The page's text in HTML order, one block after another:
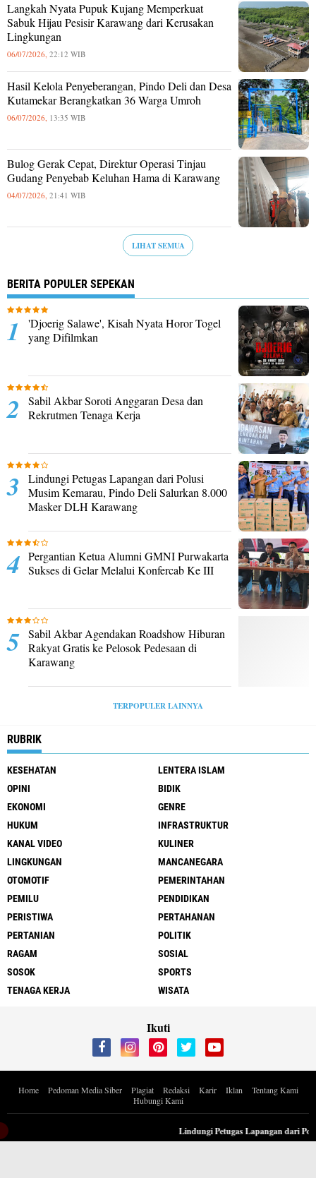
Langkah Nyata Pupuk Kujang Memperkuat
Sabuk Hijau Pesisir Karawang dari Kerusakan
Lingkungan
06/07/2026, 22:12 WIB
Hasil Kelola Penyeberangan, Pindo Deli dan Desa
Kutamekar Berangkatkan 36 Warga Umroh
06/07/2026, 13:35 WIB
Bulog Gerak Cepat, Direktur Operasi Tinjau
Gudang Penyebab Keluhan Hama di Karawang
04/07/2026, 21:41 WIB
LIHAT SEMUA
BERITA POPULER SEPEKAN
'Djoerig Salawe', Kisah Nyata Horor Togel
yang Difilmkan
Sabil Akbar Soroti Anggaran Desa dan
Rekrutmen Tenaga Kerja
Lindungi Petugas Lapangan dari Polusi
Musim Kemarau, Pindo Deli Salurkan 8.000
Masker DLH Karawang
Pergantian Ketua Alumni GMNI Purwakarta
Sukses di Gelar Melalui Konfercab Ke III
Sabil Akbar Agendakan Roadshow Hiburan
Rakyat Gratis ke Pelosok Pedesaan di
Karawang
TERPOPULER LAINNYA
RUBRIK
KESEHATAN
LENTERA ISLAM
OPINI
BIDIK
EKONOMI
GENRE
HUKUM
INFRASTRUKTUR
KANAL VIDEO
KULINER
LINGKUNGAN
MANCANEGARA
OTOMOTIF
PEMERINTAHAN
PEMILU
PENDIDIKAN
PERISTIWA
PERTAHANAN
PERTANIAN
POLITIK
RAGAM
SOSIAL
SOSOK
SPORTS
TENAGA KERJA
WISATA
Ikuti
Lindungi Petugas Lapangan dari
Home Pedoman Media Siber Plagiat Redaksi Karir Iklan
Tentang Kami
Hubungi Kami
2026 Berita Inspiratif Progresif.id by ApoedCyber